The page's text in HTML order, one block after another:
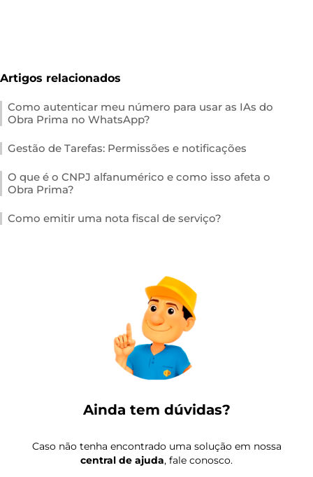
Artigos relacionados
Como autenticar meu número para usar as IAs do
Obra Prima no WhatsApp?
Gestão de Tarefas: Permissões e notificações
O que é o CNPJ alfanumérico e como isso afeta o
Obra Prima?
Como emitir uma nota fiscal de serviço?
Ainda tem dúvidas?
Caso não tenha encontrado uma solução em nossa
central de ajuda, fale conosco.